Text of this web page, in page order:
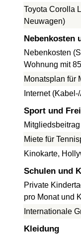
Toyota Corolla
Neuwagen)
Nebenkosten
Nebenkosten
Wohnung mit
Monatsplan für
Internet
Sport und
Miete für
Kinokarte,
Schulen und
Private
pro Monat und
Internationale
Kleidung